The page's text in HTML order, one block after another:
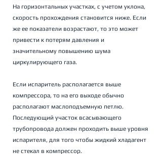
На горизонтальных участках, с учетом уклона,
скорость прохождения становится ниже. Если
же ее показатели возрастают, то это может
привести к потерям давления и
значительному повышению шума
циркулирующего газа.
Если испаритель располагается выше
компрессора, то на его выходе обычно
располагают маслоподъемную петлю.
Последующий участок всасывающего
трубопровода должен проходить выше уровня
испарителя, для того чтобы жидкий хладагент
не стекал в компрессор.